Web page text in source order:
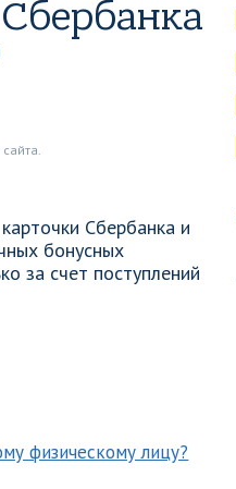
Сбербанка и
бонусных
за счет поступлений
физическому лицу?